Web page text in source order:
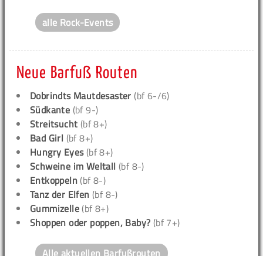
alle Rock-Events
Neue Barfuß Routen
Dobrindts Mautdesaster (bf 6-/6)
Südkante (bf 9-)
Streitsucht (bf 8+)
Bad Girl (bf 8+)
Hungry Eyes(bf 8+)
Schweine im Weltall (bf 8-)
Entkoppeln (bf 8-)
Tanz der Elfen (bf 8-)
Gummizelle (bf 8+)
Shoppen oder poppen, Baby? (bf 7+)
Alle aktuellen Barfußrouten